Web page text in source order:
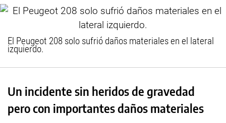
El Peugeot 208 solo sufrió daños materiales en el lateral
izquierdo.
Un incidente sin heridos de gravedad
pero con importantes daños materiales